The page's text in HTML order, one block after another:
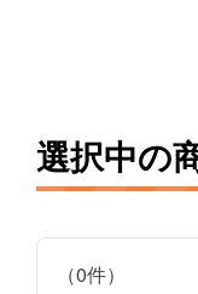
選択中の
（0件）